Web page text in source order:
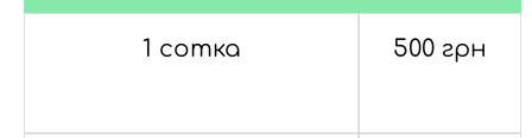
1 сотка 500 грн